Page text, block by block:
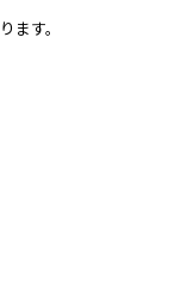
す。